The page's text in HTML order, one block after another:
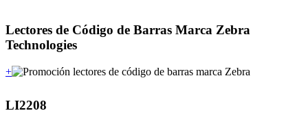
Lectores de Código de Barras Marca Zebra
Technologies
+
LI2208